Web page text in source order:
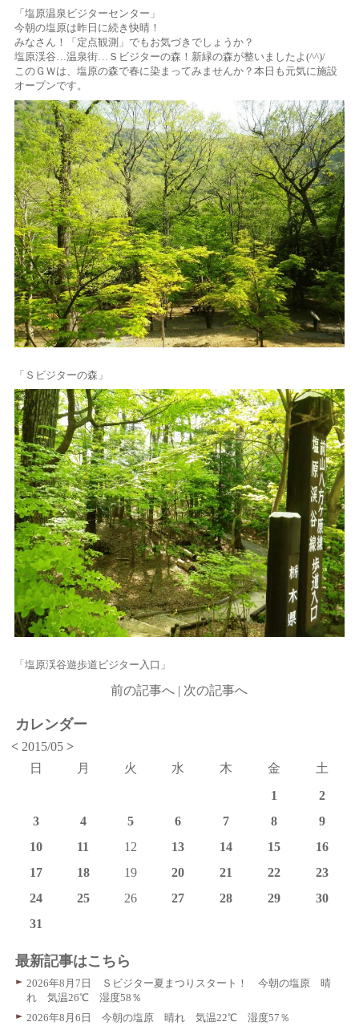
「塩原温泉ビジターセンター」
今朝の塩原は昨日に続き快晴！
みなさん！「定点観測」でもお気づきでしょうか？
塩原渓谷…温泉街…Ｓビジターの森！新緑の森が整いましたよ(^^)/
このＧＷは、塩原の森で春に染まってみませんか？本日も元気に施設
オープンです。
「Ｓビジターの森」
「塩原渓谷遊歩道ビジター入口」
前の記事へ | 次の記事へ
カレンダー
< 2015/05>
日
月 火 水 木 金
土
1
2
3
4 5 6 7 8
9
10
11 12 13 14 15
16
17
18 19 20 21 22
23
24
25 26 27 28 29
30
31
最新記事はこちら
2026年8月7日 Ｓビジター夏まつりスタート！ 今朝の塩原 晴
れ 気温26℃ 湿度58％
2026年8月6日 今朝の塩原 晴れ 気温22℃ 湿度57％